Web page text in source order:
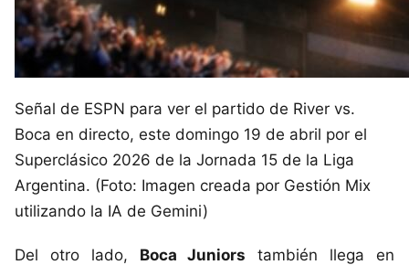
Señal de ESPN para ver el partido de River vs.
Boca en directo, este domingo 19 de abril por el
Superclásico 2026 de la Jornada 15 de la Liga
Argentina. (Foto: Imagen creada por Gestión Mix
utilizando la IA de Gemini)
Del otro lado, Boca Juniors también llega en